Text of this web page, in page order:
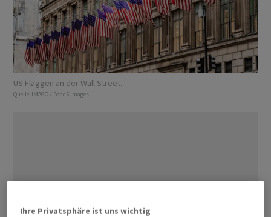
US Flaggen an der Wall Street.
Quelle: IMAGO / Pond5 Images
Ihre Privatsphäre ist uns wichtig